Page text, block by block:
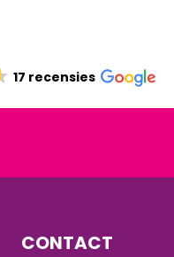
17 recensies
CONTACT